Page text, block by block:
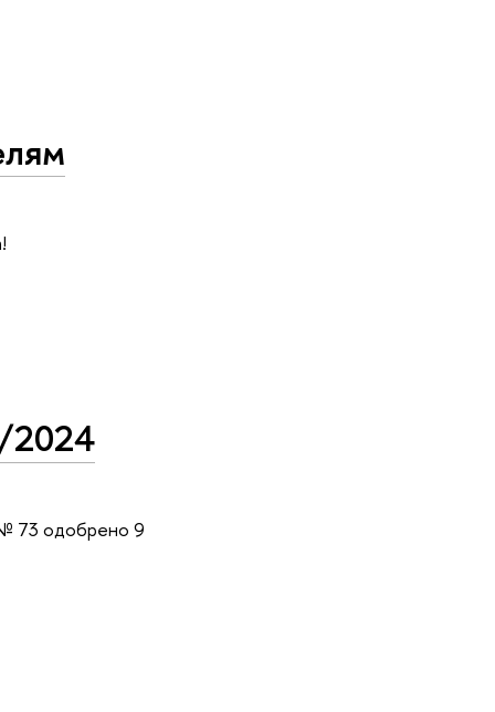
2024
73 одобрено 9